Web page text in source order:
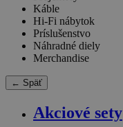
Káble
Hi-Fi nábytok
Príslušenstvo
Náhradné diely
Merchandise
← Späť
Akciové sety